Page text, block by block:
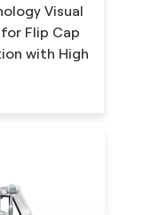
Visual
Flip Cap
with High